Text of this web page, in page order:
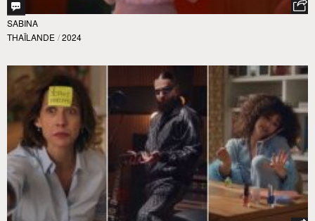
SABINA
THAÏLANDE / 2024